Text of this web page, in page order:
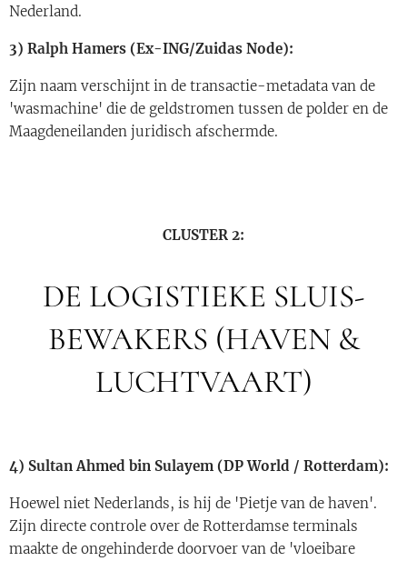
Nederland.
3) Ralph Hamers (Ex-ING/Zuidas Node):
Zijn naam verschijnt in de transactie-metadata van de
'wasmachine' die de geldstromen tussen de polder en de
Maagdeneilanden juridisch afschermde.
CLUSTER 2:
DE LOGISTIEKE SLUIS-
BEWAKERS (HAVEN &
LUCHTVAART)
4) Sultan Ahmed bin Sulayem (DP World / Rotterdam):
Hoewel niet Nederlands, is hij de 'Pietje van de haven'.
Zijn directe controle over de Rotterdamse terminals
maakte de ongehinderde doorvoer van de 'vloeibare